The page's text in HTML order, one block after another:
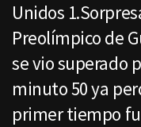
Unidos
Preolímpico de
se vio superado
minuto 50 ya
primer tiempo